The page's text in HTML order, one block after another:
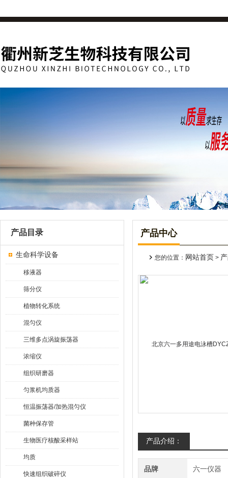
产品目录
生命科学设备
移液器
筛分仪
植物转化系统
混匀仪
三维多点涡旋振荡器
浓缩仪
组织研磨器
匀浆机均质器
恒温振荡器/加热混匀仪
菌种保存管
生物医疗核酸采样站
均质
快速组织破碎仪
产品中心
您的位置： 网站首页 >
产品介绍：
品牌 六一仪器